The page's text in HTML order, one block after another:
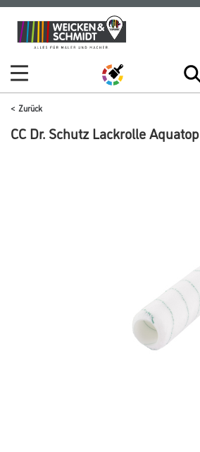
Zum
Inhalt
Zum
Navigationsmenü
Zurück
CC Dr. Schutz Lackrolle Aquatop